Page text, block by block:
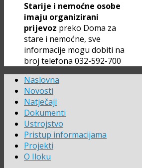
Starije i nemoćne osobe
imaju organizirani
prijevoz preko Doma za
stare i nemoćne, sve
informacije mogu dobiti na
broj telefona 032-592-700
Naslovna
Novosti
Natječaji
Dokumenti
Ustrojstvo
Pristup informacijama
Projekti
O Iloku